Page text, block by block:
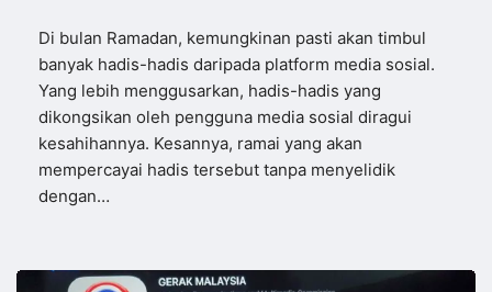
Di bulan Ramadan, kemungkinan pasti akan timbul
banyak hadis-hadis daripada platform media sosial.
Yang lebih menggusarkan, hadis-hadis yang
dikongsikan oleh pengguna media sosial diragui
kesahihannya. Kesannya, ramai yang akan
mempercayai hadis tersebut tanpa menyelidik
dengan…